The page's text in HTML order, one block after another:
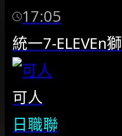
17:05
統一7-ELEVEn獅
可人
日職聯